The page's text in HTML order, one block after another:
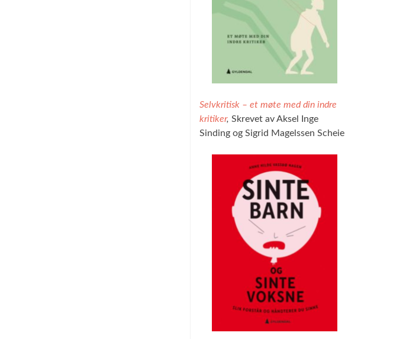
Selvkritisk – et møte med din indre
kritiker, Skrevet av Aksel Inge
Sinding og Sigrid Magelssen Scheie